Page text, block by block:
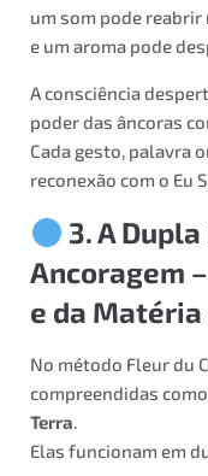
um som pode reabrir
e um aroma pode
A consciência
poder das âncoras
Cada gesto, palavra
reconexão com o Eu
3. A
Ancoragem
e da
No método Fleur du
compreendidas como
Terra.
Elas funcionam em